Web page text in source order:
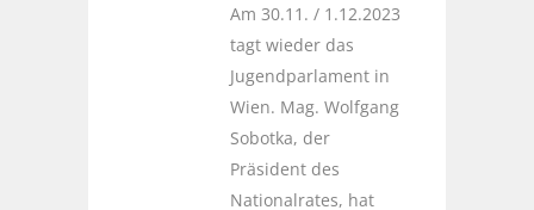
Am 30.11. / 1.12.2023
tagt wieder das
Jugendparlament in
Wien. Mag. Wolfgang
Sobotka, der
Präsident des
Nationalrates, hat